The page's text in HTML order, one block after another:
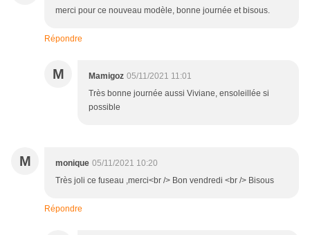
merci pour ce nouveau modèle, bonne journée et bisous.
Répondre
M Mamigoz 05/11/2021 11:01
Très bonne journée aussi Viviane, ensoleillée si
possible
M monique 05/11/2021 10:20
Très joli ce fuseau ,merci<br /> Bon vendredi <br /> Bisous
Répondre